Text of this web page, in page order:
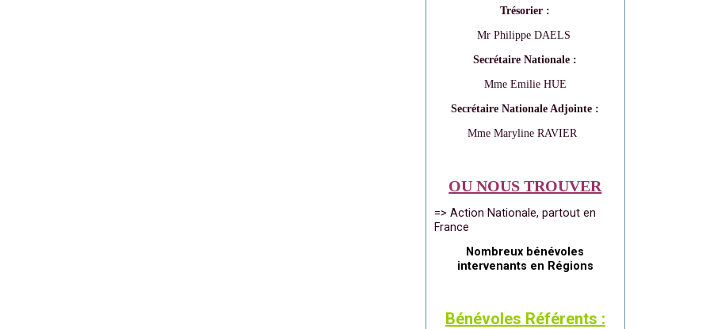
Trésorier :
Mr Philippe DAELS
Secrétaire Nationale :
Mme Emilie HUE
Secrétaire Nationale Adjointe :
Mme Maryline RAVIER
OU NOUS TROUVER
=> Action Nationale, partout en
France
Nombreux bénévoles
intervenants en Régions
Bénévoles Référents :